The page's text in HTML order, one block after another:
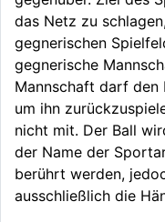
das Netz zu
gegnerischen
gegnerische
Mannschaft darf den
um ihn
nicht mit. Der Ball
der Name der
berührt werden,
ausschließlich die